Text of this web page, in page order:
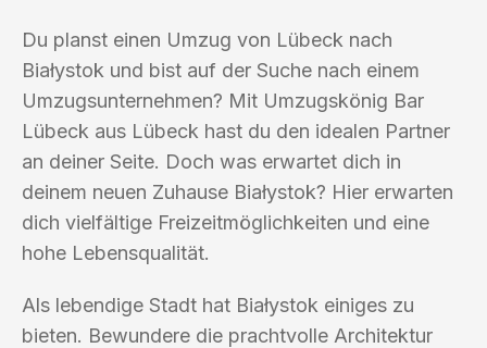
Du planst einen Umzug von Lübeck nach
Białystok und bist auf der Suche nach einem
Umzugsunternehmen? Mit Umzugskönig Bar
Lübeck aus Lübeck hast du den idealen Partner
an deiner Seite. Doch was erwartet dich in
deinem neuen Zuhause Białystok? Hier erwarten
dich vielfältige Freizeitmöglichkeiten und eine
hohe Lebensqualität.
Als lebendige Stadt hat Białystok einiges zu
bieten. Bewundere die prachtvolle Architektur